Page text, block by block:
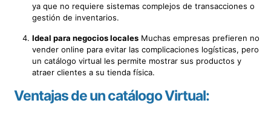
ya que no requiere sistemas complejos de transacciones o
gestión de inventarios.
Ideal para negocios locales Muchas empresas prefieren no
vender online para evitar las complicaciones logísticas, pero
un catálogo virtual les permite mostrar sus productos y
atraer clientes a su tienda física.
Ventajas de un catálogo Virtual: